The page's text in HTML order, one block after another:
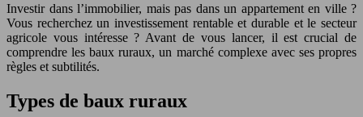
Investir dans l’immobilier, mais pas dans un appartement en ville ?
Vous recherchez un investissement rentable et durable et le secteur
agricole vous intéresse ? Avant de vous lancer, il est crucial de
comprendre les baux ruraux, un marché complexe avec ses propres
règles et subtilités.
Types de baux ruraux